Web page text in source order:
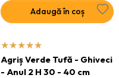
Adaugă în coș
Agriș Verde Tufă - Ghiveci
- Anul 2 H 30 - 40 cm